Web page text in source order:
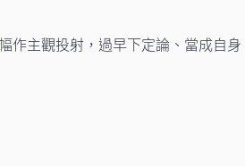
作主觀投射，過早下定論、當成自身